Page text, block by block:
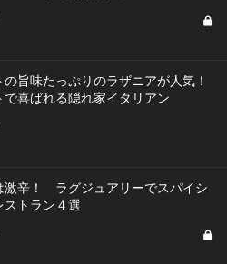
の旨味たっぷりのラザニアが人気！
で喜ばれる隠れ家イタリアン
激辛！ ラグジュアリーでスパイシ
ストラン４選